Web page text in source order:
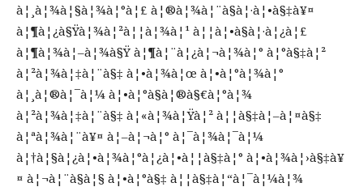
à¦¸à¦¾à¦§à¦¾à¦°à¦£ à¦®à¦¾à¦¨à§à¦·à¦•à§‡à¥¤
à¦¶à¦¿à§Ÿà¦¾à¦²à¦¦à¦¾à¦¹ à¦¦à¦•à§à¦·à¦¿à¦£
à¦¶à¦¾à¦–à¦¾à§Ÿ à¦¶à¦¨à¦¿à¦¬à¦¾à¦° à¦°à§‡à¦²
à¦²à¦¾à¦‡à¦¨à§‡ à¦•à¦¾à¦œ à¦•à¦°à¦¾à¦°
à¦¸à¦®à¦¯à¦¼ à¦•à¦°à§à¦®à§€à¦°à¦¾
à¦²à¦¾à¦‡à¦¨à§‡ à¦«à¦¾à¦Ÿà¦² à¦¦à§‡à¦–à¦¤à§‡
à¦ªà¦¾à¦¨à¥¤ à¦–à¦¬à¦° à¦¯à¦¾à¦¯à¦¼
à¦†à¦§à¦¿à¦•à¦¾à¦°à¦¿à¦•à¦¦à§‡à¦° à¦•à¦¾à¦›à§‡à¥
¤ à¦¬à¦¨à§à¦§ à¦•à¦°à§‡ à¦¦à§‡à¦“à¦¯à¦¼à¦¾